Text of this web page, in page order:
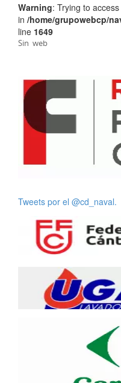
Warning: Trying to
in /home/grupowebcp/
line 1649
Sin web
Tweets por el @cd_naval.